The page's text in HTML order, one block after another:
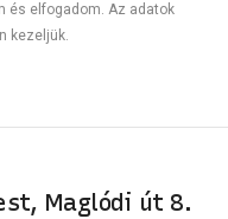
és elfogadom. Az adatok
kezeljük.
Maglódi út 8.